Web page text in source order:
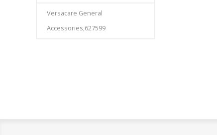
Versacare General
Accessories,627599